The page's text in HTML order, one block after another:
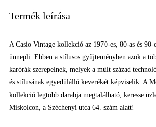
Termék leírása
A Casio Vintage kollekció az 1970-es, 80-as és
ünnepli. Ebben a stílusos gyűjteményben azok a
karórák szerepelnek, melyek a múlt század
és stílusának egyedülálló keverékét képviselik. A
kollekció legtöbb darabja megtalálható, keresse
Miskolcon, a Széchenyi utca 64. szám alatt!